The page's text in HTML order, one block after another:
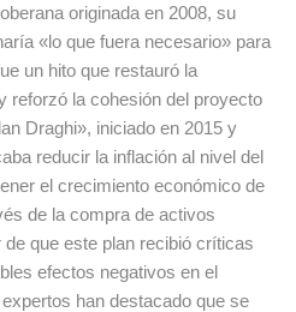
originada en 2008, su
«lo que fuera necesario» para
un hito que restauró la
reforzó la cohesión del proyecto
Draghi», iniciado en 2015 y
reducir la inflación al nivel del
el crecimiento económico de
de la compra de activos
que este plan recibió críticas
efectos negativos en el
han destacado que se